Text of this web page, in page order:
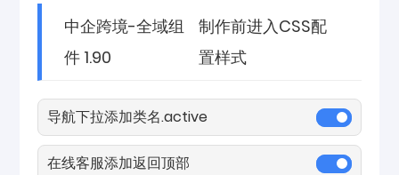
中企跨境-全域组
件 1.90
制作前进入CSS配
置样式
导航下拉添加类名.active
在线客服添加返回顶部